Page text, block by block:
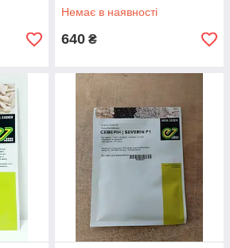
Немає в наявності
640 ₴